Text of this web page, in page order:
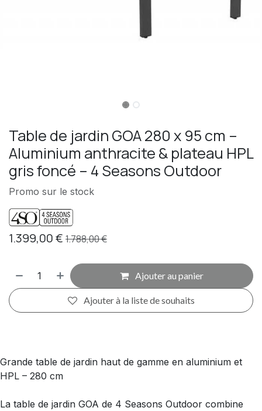
Table de jardin GOA 280 x 95 cm –
Aluminium anthracite & plateau HPL
gris foncé – 4 Seasons Outdoor
Promo sur le stock
1.399,00€ 1.788,00€
Ajouter au panier
Ajouter à la liste de souhaits
Grande table de jardin haut de gamme en aluminium et
HPL – 280 cm
La table de jardin GOA de 4 Seasons Outdoor combine